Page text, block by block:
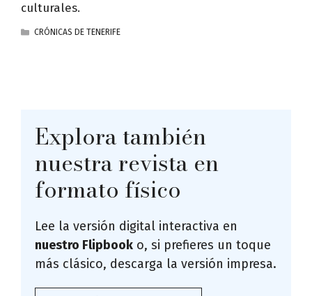
culturales.
CATEGORÍAS
CRÓNICAS DE TENERIFE
Explora también
nuestra revista en
formato físico
Lee la versión digital interactiva en
nuestro Flipbook o, si prefieres un toque
más clásico, descarga la versión impresa.